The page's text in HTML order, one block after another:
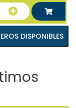
LOS NÚMEROS DISPONIBLES